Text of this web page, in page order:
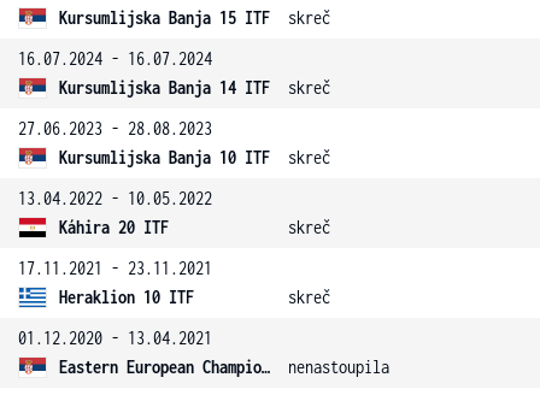
Kursumlijska Banja 15 ITF
skreč
16.07.2024 - 16.07.2024
Kursumlijska Banja 14 ITF
skreč
27.06.2023 - 28.08.2023
Kursumlijska Banja 10 ITF
skreč
13.04.2022 - 10.05.2022
Káhira 20 ITF
skreč
17.11.2021 - 23.11.2021
Heraklion 10 ITF
skreč
01.12.2020 - 13.04.2021
Eastern European Championship
nenastoupila